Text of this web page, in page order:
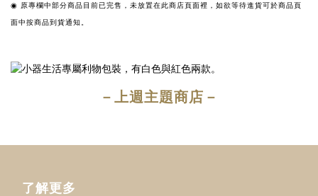
◉ 原專欄中部分商品目前已完售，未放置在此商店頁面裡，如欲等待進貨可於商品頁
面中按商品到貨通知。
－上週主題商店－
了解更多